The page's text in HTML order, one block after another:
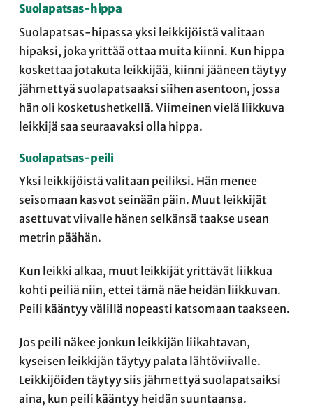
Suolapatsas-hippa
Suolapatsas-hipassa yksi leikkijöistä valitaan
hipaksi, joka yrittää ottaa muita kiinni. Kun hippa
koskettaa jotakuta leikkijää, kiinni jääneen täytyy
jähmettyä suolapatsaaksi siihen asentoon, jossa
hän oli kosketushetkellä. Viimeinen vielä liikkuva
leikkijä saa seuraavaksi olla hippa.
Suolapatsas-peili
Yksi leikkijöistä valitaan peiliksi. Hän menee
seisomaan kasvot seinään päin. Muut leikkijät
asettuvat viivalle hänen selkänsä taakse usean
metrin päähän.
Kun leikki alkaa, muut leikkijät yrittävät liikkua
kohti peiliä niin, ettei tämä näe heidän liikkuvan.
Peili kääntyy välillä nopeasti katsomaan taakseen.
Jos peili näkee jonkun leikkijän liikahtavan,
kyseisen leikkijän täytyy palata lähtöviivalle.
Leikkijöiden täytyy siis jähmettyä suolapatsaiksi
aina, kun peili kääntyy heidän suuntaansa.